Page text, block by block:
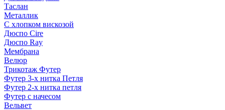
Таслан
Металлик
С хлопком вискозой
Дюспо Cire
Дюспо Ray
Мембрана
Велюр
Трикотаж Футер
Футер 3-х нитка Петля
Футер 2-х нитка петля
Футер с начесом
Вельвет